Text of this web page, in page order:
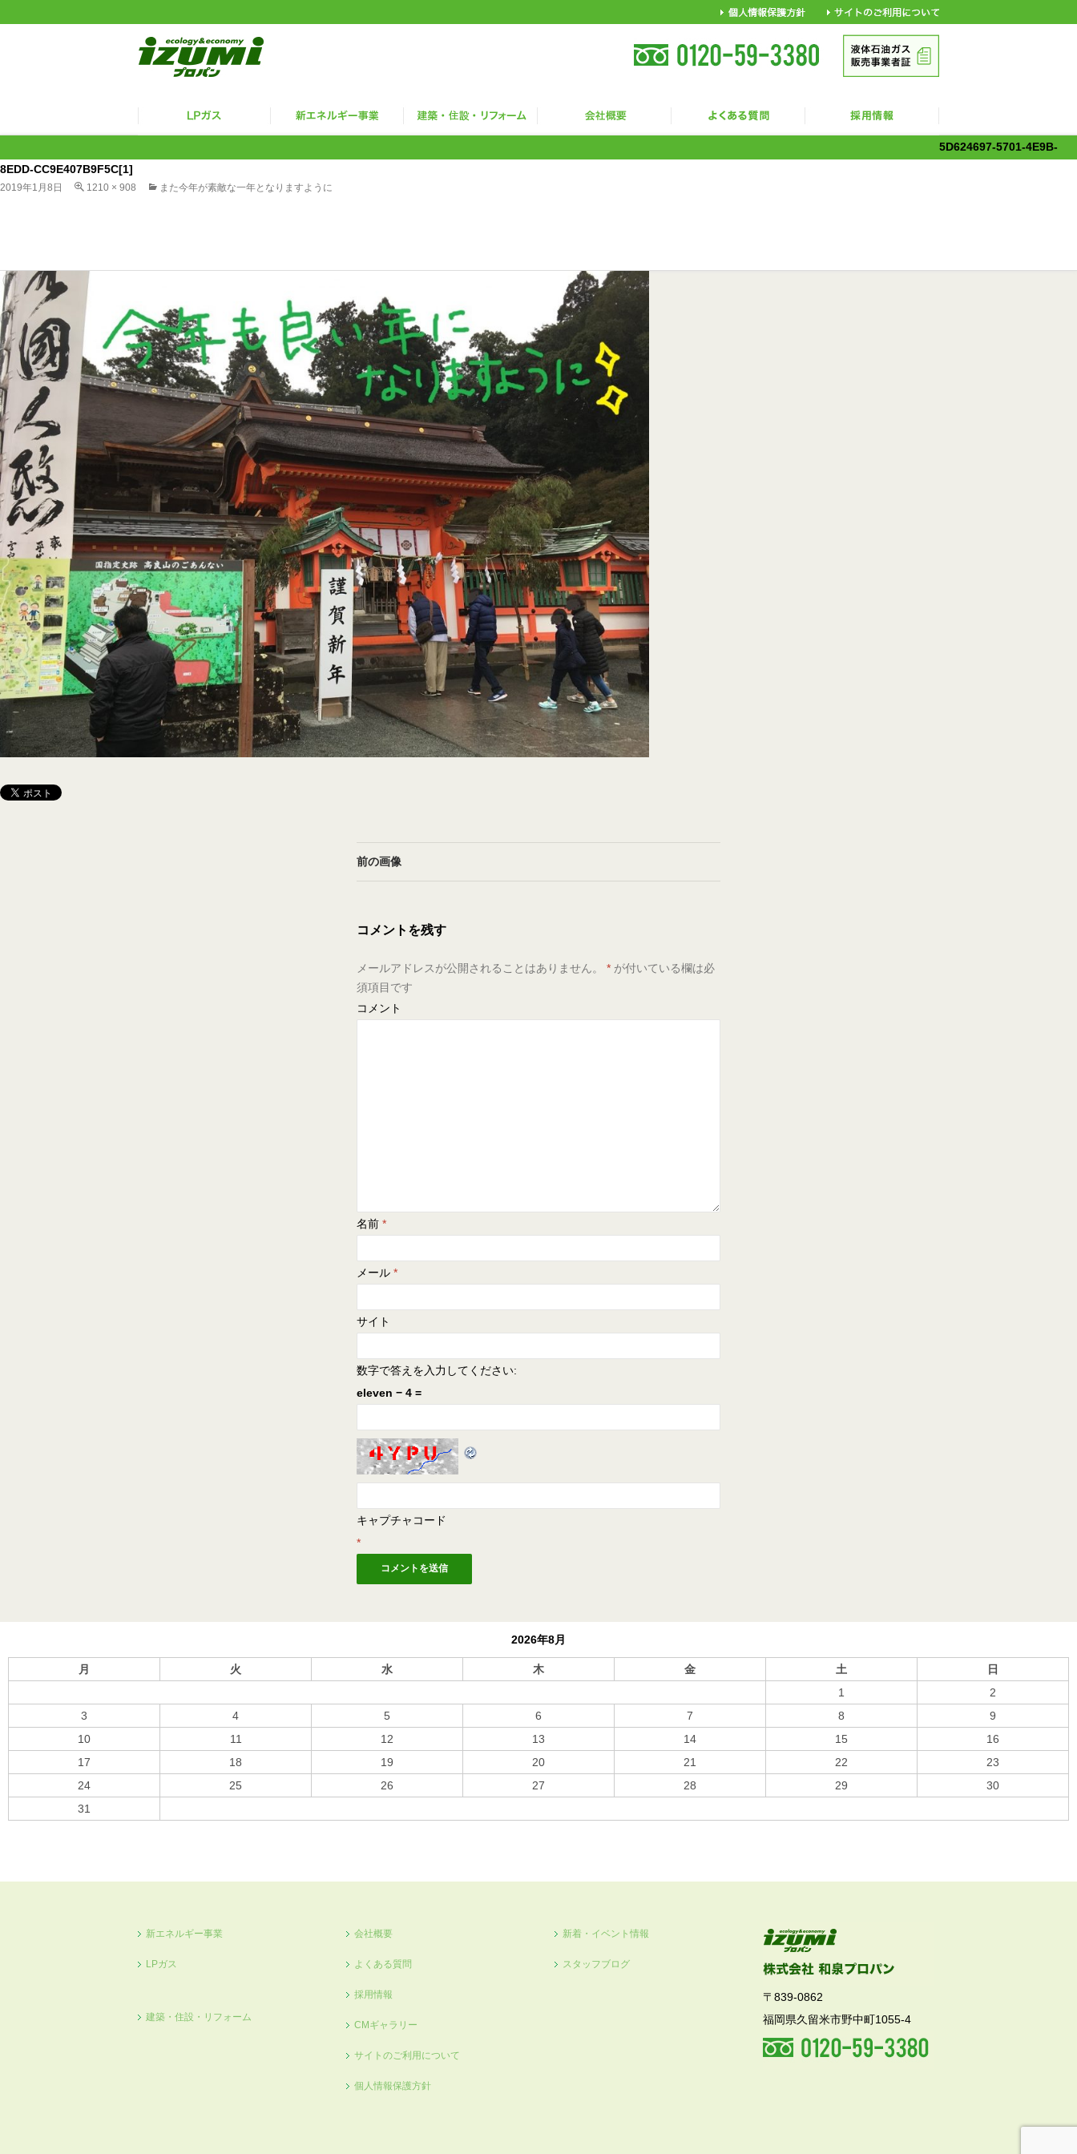
5D624697-5701-4E9B-
8EDD-CC9E407B9F5C[1]
2019年1月8日 1210 × 908 また今年が素敵な一年となりますように
前の画像
コメントを残す
メールアドレスが公開されることはありません。 * が付いている欄は必
須項目です
コメント
名前 *
メール *
サイト
数字で答えを入力してください:
eleven − 4 =
キャプチャコード
*
2026年8月
月 火 水 木 金 土
日
1
2
3
4 5 6 7 8
9
10
11 12 13 14 15
16
17
18 19 20 21 22
23
24
25 26 27 28 29
30
31
新エネルギー事業
LPガス
建築・住設・リフォーム
会社概要
よくある質問
採用情報
CMギャラリー
サイトのご利用について
個人情報保護方針
新着・イベント情報
スタッフブログ
〒839-0862
福岡県久留米市野中町1055-4